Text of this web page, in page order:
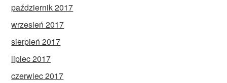
październik 2017
wrzesień 2017
sierpień 2017
lipiec 2017
czerwiec 2017